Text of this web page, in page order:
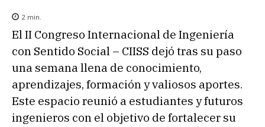
2 min.
El II Congreso Internacional de Ingeniería
con Sentido Social – CIISS dejó tras su paso
una semana llena de conocimiento,
aprendizajes, formación y valiosos aportes.
Este espacio reunió a estudiantes y futuros
ingenieros con el objetivo de fortalecer su